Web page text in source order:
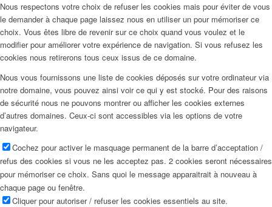
Nous respectons votre choix de refuser les cookies mais pour éviter de vous
le demander à chaque page laissez nous en utiliser un pour mémoriser ce
choix. Vous êtes libre de revenir sur ce choix quand vous voulez et le
modifier pour améliorer votre expérience de navigation. Si vous refusez les
cookies nous retirerons tous ceux issus de ce domaine.
Nous vous fournissons une liste de cookies déposés sur votre ordinateur via
notre domaine, vous pouvez ainsi voir ce qui y est stocké. Pour des raisons
de sécurité nous ne pouvons montrer ou afficher les cookies externes
d’autres domaines. Ceux-ci sont accessibles via les options de votre
navigateur.
Cochez pour activer le masquage permanent de la barre d’acceptation /
refus des cookies si vous ne les acceptez pas. 2 cookies seront nécessaires
pour mémoriser ce choix. Sans quoi le message apparaitrait à nouveau à
chaque page ou fenêtre.
Cliquer pour autoriser / refuser les cookies essentiels au site.